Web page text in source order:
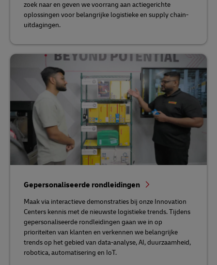
zoek naar en geven we voorrang aan actiegerichte
oplossingen voor belangrijke logistieke en supply chain-
uitdagingen.
Gepersonaliseerde rondleidingen
Maak via interactieve demonstraties bij onze Innovation
Centers kennis met de nieuwste logistieke trends. Tijdens
gepersonaliseerde rondleidingen gaan we in op
prioriteiten van klanten en verkennen we belangrijke
trends op het gebied van data-analyse, AI, duurzaamheid,
robotica, automatisering en IoT.